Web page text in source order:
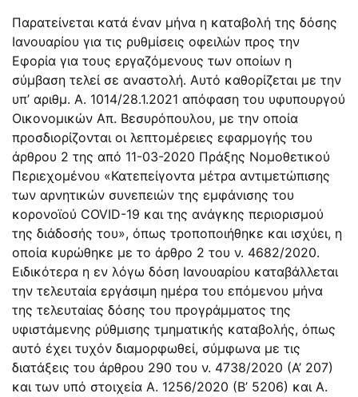
Παρατείνεται κατά έναν μήνα η καταβολή της δόσης
Ιανουαρίου για τις ρυθμίσεις οφειλών προς την
Εφορία για τους εργαζόμενους των οποίων η
σύμβαση τελεί σε αναστολή. Αυτό καθορίζεται με την
υπ’ αριθμ. Α. 1014/28.1.2021 απόφαση του υφυπουργού
Οικονομικών Απ. Βεσυρόπουλου, με την οποία
προσδιορίζονται οι λεπτομέρειες εφαρμογής του
άρθρου 2 της από 11-03-2020 Πράξης Νομοθετικού
Περιεχομένου «Κατεπείγοντα μέτρα αντιμετώπισης
των αρνητικών συνεπειών της εμφάνισης του
κορονοϊού COVID-19 και της ανάγκης περιορισμού
της διάδοσής του», όπως τροποποιήθηκε και ισχύει, η
οποία κυρώθηκε με το άρθρο 2 του ν. 4682/2020.
Ειδικότερα η εν λόγω δόση Ιανουαρίου καταβάλλεται
την τελευταία εργάσιμη ημέρα του επόμενου μήνα
της τελευταίας δόσης του προγράμματος της
υφιστάμενης ρύθμισης τμηματικής καταβολής, όπως
αυτό έχει τυχόν διαμορφωθεί, σύμφωνα με τις
διατάξεις του άρθρου 290 του ν. 4738/2020 (Α’ 207)
και των υπό στοιχεία Α. 1256/2020 (Β’ 5206) και Α.